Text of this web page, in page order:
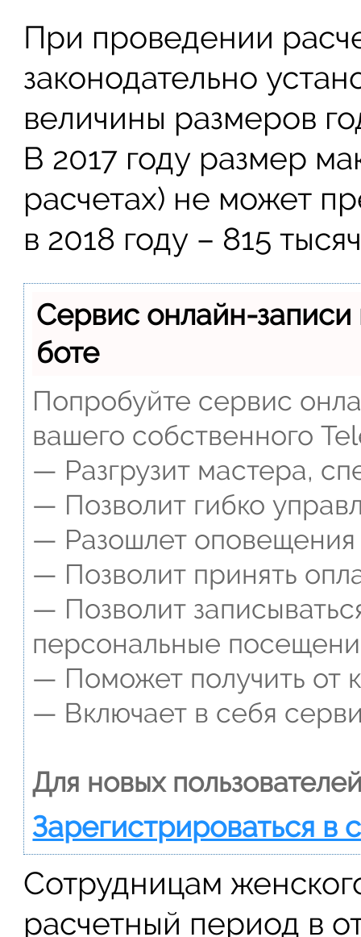
При проведении
законодательно
величины размеров
В 2017 году размер
расчетах) не может
в 2018 году – 815
Сервис онлайн-
боте
Попробуйте сервис
вашего собственного
— Разгрузит мастера,
— Позволит гибко
— Разошлет оповещения
— Позволит принять
— Позволит
персональные
— Поможет получить от
— Включает в себя
Для новых
Зарегистрироваться в
Сотрудницам
расчетный период в